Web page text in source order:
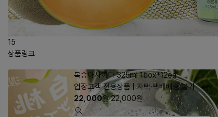
15
상품링크
복숭아사이다 325ml 1box*12ea
업장고객 전용상품 | 자택·택배배송 불가
22,000원 22,000원